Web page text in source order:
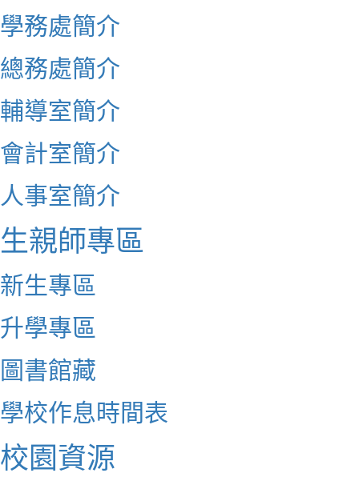
學務處簡介
總務處簡介
輔導室簡介
會計室簡介
人事室簡介
生親師專區
新生專區
升學專區
圖書館藏
學校作息時間表
校園資源